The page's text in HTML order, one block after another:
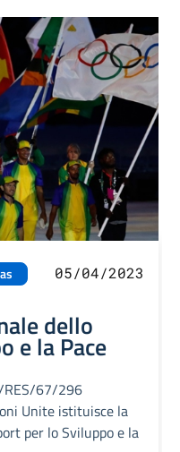
05/04/2023
dello
e la Pace
RES/67/296
Unite istituisce la
per lo Sviluppo e la